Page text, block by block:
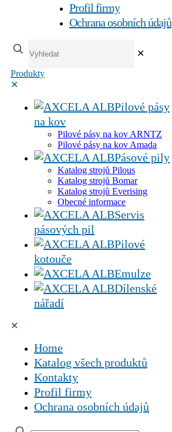
Profil firmy
Ochrana osobních údajů
✕
Produkty
✕
Pilové pásy
na kov
Pilové pásy na kov ARNTZ
Pilové pásy na kov Amada
Pásové pily
Katalog strojů Pilous
Katalog strojů Bomar
Katalog strojů Everising
Obecné informace
Servis
pásových pil
Pilové
kotouče
Emulze
Dílenské
nářadí
✕
Home
Katalog všech produktů
Kontakty
Profil firmy
Ochrana osobních údajů